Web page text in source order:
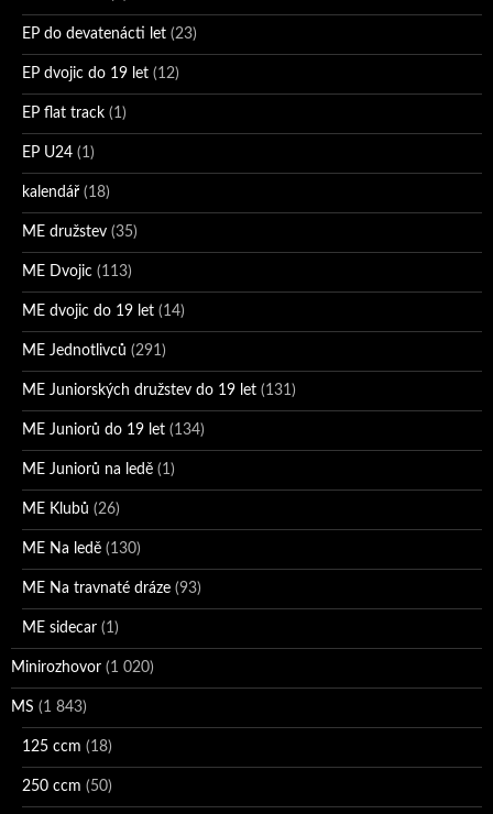
EP do devatenácti let (23)
EP dvojic do 19 let (12)
EP flat track (1)
EP U24 (1)
kalendář (18)
ME družstev (35)
ME Dvojic (113)
ME dvojic do 19 let (14)
ME Jednotlivců (291)
ME Juniorských družstev do 19 let (131)
ME Juniorů do 19 let (134)
ME Juniorů na ledě (1)
ME Klubů (26)
ME Na ledě (130)
ME Na travnaté dráze (93)
ME sidecar (1)
Minirozhovor (1 020)
MS (1 843)
125 ccm (18)
250 ccm (50)